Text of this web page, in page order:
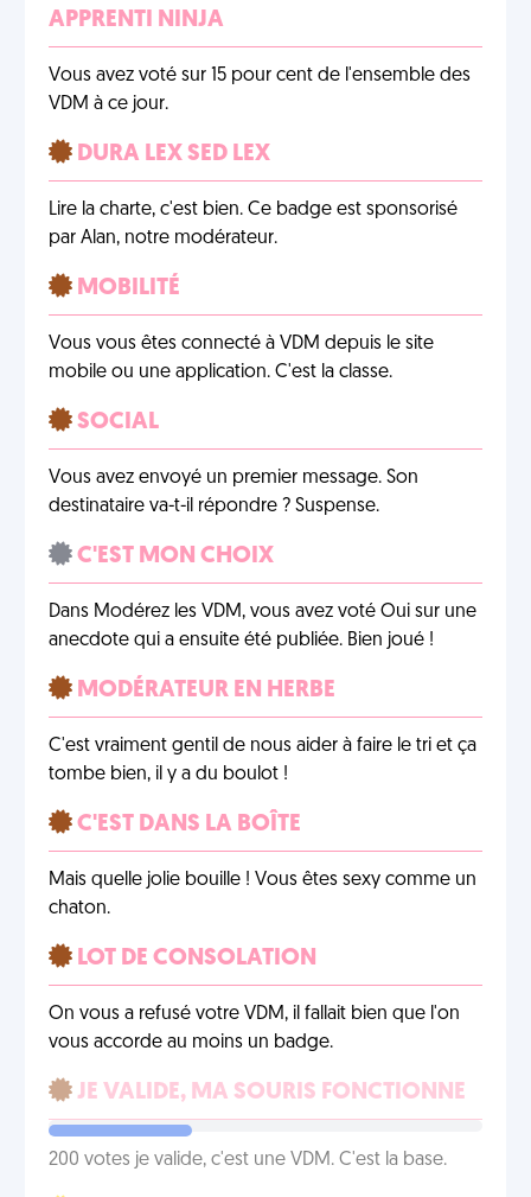
APPRENTI NINJA
Vous avez voté sur 15 pour cent de l'ensemble des
VDM à ce jour.
DURA LEX SED LEX
Lire la charte, c'est bien. Ce badge est sponsorisé
par Alan, notre modérateur.
MOBILITÉ
Vous vous êtes connecté à VDM depuis le site
mobile ou une application. C'est la classe.
SOCIAL
Vous avez envoyé un premier message. Son
destinataire va-t-il répondre ? Suspense.
C'EST MON CHOIX
Dans Modérez les VDM, vous avez voté Oui sur une
anecdote qui a ensuite été publiée. Bien joué !
MODÉRATEUR EN HERBE
C'est vraiment gentil de nous aider à faire le tri et ça
tombe bien, il y a du boulot !
C'EST DANS LA BOÎTE
Mais quelle jolie bouille ! Vous êtes sexy comme un
chaton.
LOT DE CONSOLATION
On vous a refusé votre VDM, il fallait bien que l'on
vous accorde au moins un badge.
JE VALIDE, MA SOURIS FONCTIONNE
200 votes je valide, c'est une VDM. C'est la base.